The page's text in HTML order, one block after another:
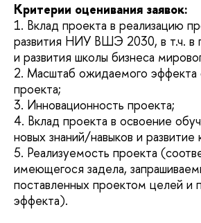
Критерии оценивания заявок:
1. Вклад проекта в реализацию
развития НИУ ВШЭ 2030, в т.ч. в
и развития школы бизнеса
2. Масштаб ожидаемого эффекта
проекта;
3. Инновационность проекта;
4. Вклад проекта в освоение
новых знаний/навыков и развитие
5. Реализуемость проекта
имеющегося задела,
поставленных проектом целей и
эффекта).